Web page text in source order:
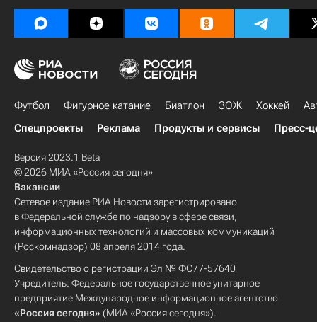
Футбол Фигурное катание Биатлон ЗОЖ Хоккей
Спецпроекты
Реклама Продукты и сервисы Пресс-
Версия 2023.1 Beta
© 2026 МИА «Россия сегодня»
Вакансии
Сетевое издание РИА Новости зарегистрировано
в Федеральной службе по надзору в сфере связи,
информационных технологий и массовых коммуникаций
(Роскомнадзор) 08 апреля 2014 года.
Свидетельство о регистрации Эл № ФС77-57640
Учредитель: Федеральное государственное унитарное
предприятие Международное информационное агентство
«Россия сегодня» (МИА «Россия сегодня»).